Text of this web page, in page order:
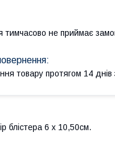
тимчасово не приймає
товару протягом 14 днів
блістера 6 х 10,50см.